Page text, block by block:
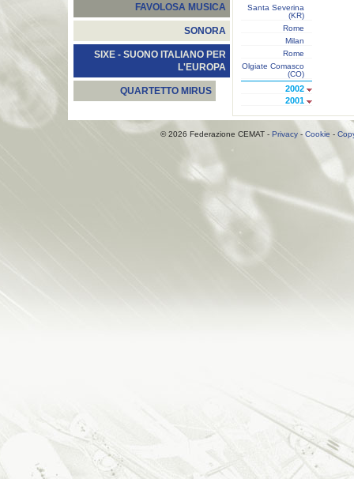
FAVOLOSA MUSICA
SONORA
SIXE - SUONO ITALIANO PER
L'EUROPA
QUARTETTO MIRUS
Santa Severina
(KR)
Rome
Milan
Rome
Olgiate Comasco
(CO)
2002
2001
© 2026 Federazione CEMAT - Privacy - Cookie -